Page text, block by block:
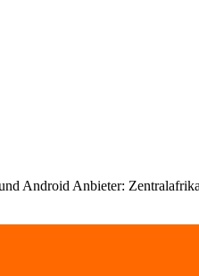
Android Anbieter: